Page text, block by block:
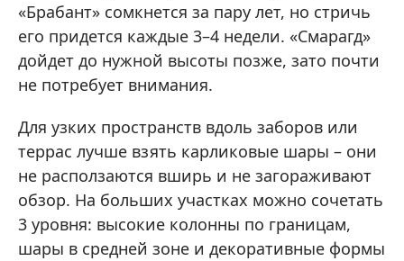
«Брабант» сомкнется за пару лет, но стричь
его придется каждые 3–4 недели. «Смарагд»
дойдет до нужной высоты позже, зато почти
не потребует внимания.
Для узких пространств вдоль заборов или
террас лучше взять карликовые шары – они
не расползаются вширь и не загораживают
обзор. На больших участках можно сочетать
3 уровня: высокие колонны по границам,
шары в средней зоне и декоративные формы